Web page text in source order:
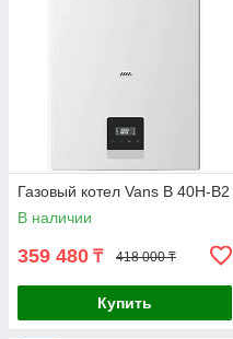
Газовый котел Vans B 40Н-B2
В наличии
359 480 ₸ 418 000 ₸
Купить